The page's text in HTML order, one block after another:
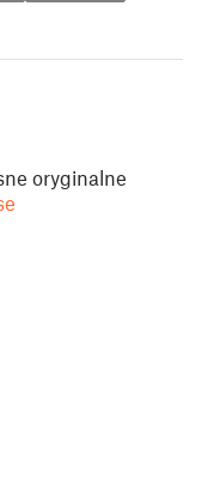
oryginalne